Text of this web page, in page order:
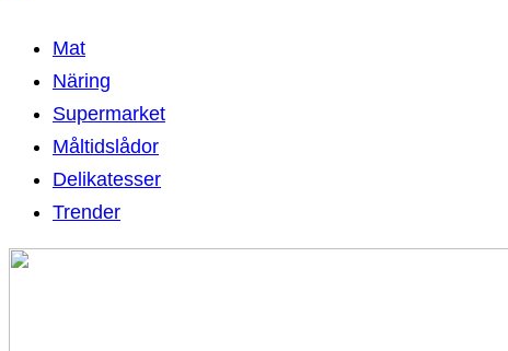
Mat
Näring
Supermarket
Måltidslådor
Delikatesser
Trender